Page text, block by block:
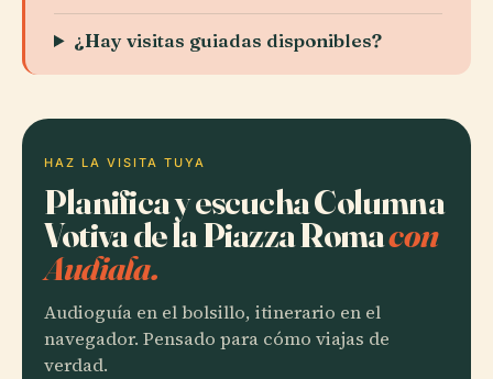
¿Hay visitas guiadas disponibles?
HAZ LA VISITA TUYA
Planifica y escucha Columna
Votiva de la Piazza Romacon
Audiala.
Audioguía en el bolsillo, itinerario en el
navegador. Pensado para cómo viajas de
verdad.